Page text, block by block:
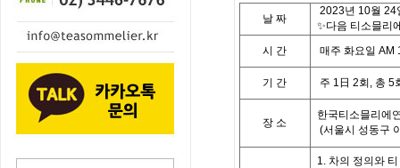
날 짜
2023년 10월 24
✨다음 티소믈리
시
간 매주 화요일 AM
기 간 주 1 日 2회 , 총 5
장 소
한국티소믈리에
(서울시 성동구
1. 차의 정의와